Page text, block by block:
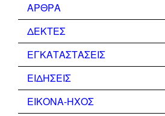
ΑΡΘΡΑ
ΔΕΚΤΕΣ
ΕΓΚΑΤΑΣΤΑΣΕΙΣ
ΕΙΔΗΣΕΙΣ
ΕΙΚΟΝΑ-ΗΧΟΣ